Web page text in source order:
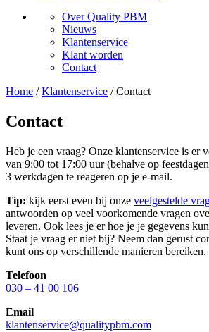
Over Quality PBM
Nieuws
Klantenservice
Klant worden
Contact
Home / Klantenservice / Contact
Contact
Heb je een vraag? Onze klantenservice is er
van 9:00 tot 17:00 uur (behalve op
3 werkdagen te reageren op je e-mail.
Tip: kijk eerst even bij onze veelgestelde
antwoorden op veel voorkomende vragen
leveren. Ook lees je er hoe je je gegevens
Staat je vraag er niet bij? Neem dan gerust
kunt ons op verschillende manieren bereiken.
Telefoon
030 – 41 00 106
Email
klantenservice@qualitypbm.com